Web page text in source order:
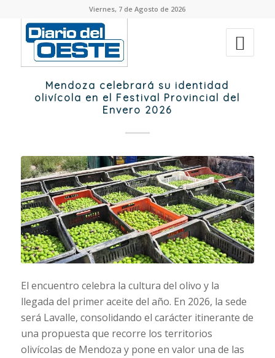
Viernes, 7 de Agosto de 2026
Mendoza celebrará su identidad
olivícola en el Festival Provincial del
Envero 2026
El encuentro celebra la cultura del olivo y la
llegada del primer aceite del año. En 2026, la sede
será Lavalle, consolidando el carácter itinerante de
una propuesta que recorre los territorios
olivícolas de Mendoza y pone en valor una de las